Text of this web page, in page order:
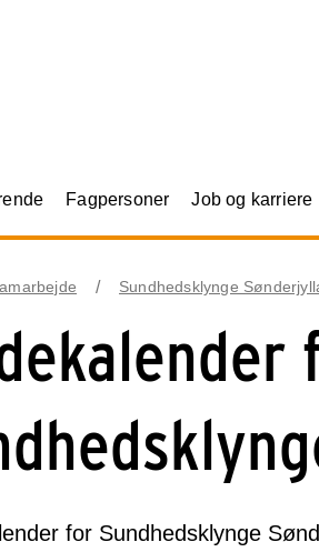
Fagpersoner Job og karriere
Sundhedsklynge
for Sundhedsklynge